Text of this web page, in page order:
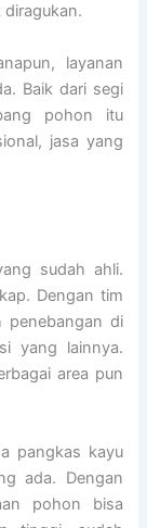
layanan
Baik dari segi
pohon itu
jasa yang
sudah ahli.
Dengan tim
penebangan di
yang lainnya.
area pun
pangkas kayu
ada. Dengan
pohon bisa